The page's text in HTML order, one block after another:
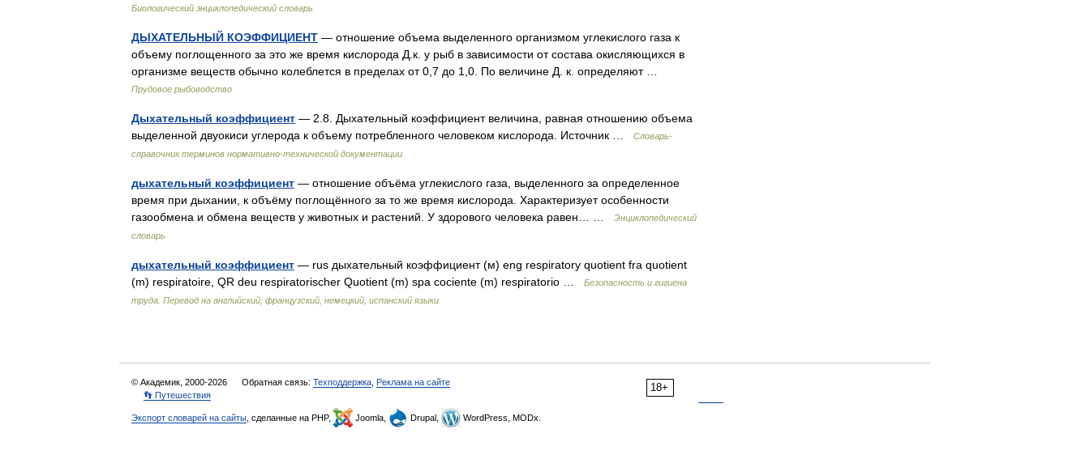
Биологический энциклопедический словарь
ДЫХАТЕЛЬНЫЙ КОЭФФИЦИЕНТ — отношение объема выделенного организмом углекислого газа к
объему поглощенного за это же время кислорода Д.к. у рыб в зависимости от состава окисляющихся в
организме веществ обычно колеблется в пределах от 0,7 до 1,0. По величине Д. к. определяют …
Прудовое рыбоводство
Дыхательный коэффициент — 2.8. Дыхательный коэффициент величина, равная отношению объема
выделенной двуокиси углерода к объему потребленного человеком кислорода. Источник …
Словарь-
справочник терминов нормативно-технической документации
дыхательный коэффициент — отношение объёма углекислого газа, выделенного за определенное
время при дыхании, к объёму поглощённого за то же время кислорода. Характеризует особенности
газообмена и обмена веществ у животных и растений. У здорового человека равен… …
Энциклопедический
словарь
дыхательный коэффициент — rus дыхательный коэффициент (м) eng respiratory quotient fra quotient
(m) respiratoire, QR deu respiratorischer Quotient (m) spa cociente (m) respiratorio …
Безопасность и гигиена
труда. Перевод на английский, французский, немецкий, испанский языки
18+
© Академик, 2000-2026 Обратная связь: Техподдержка Реклама на сайте
👣 Путешествия
Экспорт словарей на сайты , сделанные на PHP, Joomla, Drupal, WordPress, MODx.